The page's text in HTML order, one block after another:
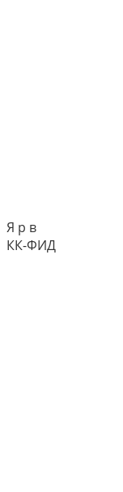
Я р в
КК-ФИД